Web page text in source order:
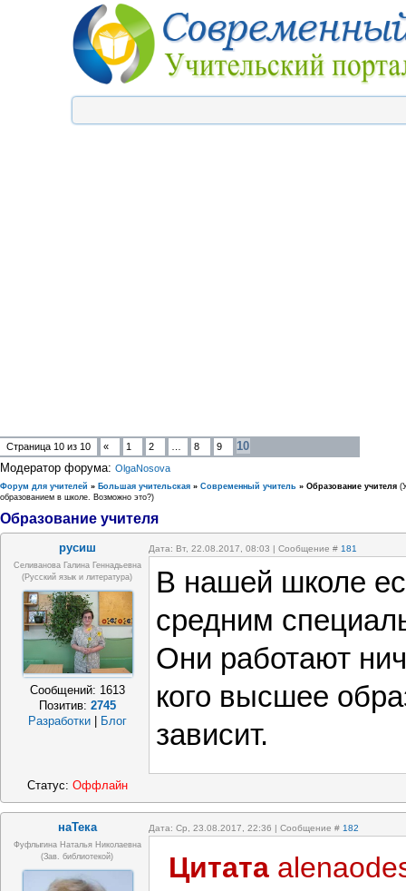
Страница 10 из 10 « 1 2 8 9
10
Модератор форума: OlgaNosova
Форум для учителей » Большая учительская » Современный учитель » Образование учителя
образованием в школе. Возможно это?)
Образование учителя
русиш Дата: Вт, 22.08.2017, 08:03 | Сообщение # 181
Селиванова Галина Геннадьевна
(русский язык и литература)
Сообщений: 1613
Позитив: 2745
Разработки
Блог
В нашей школе
средним
Они работают
кого высшее
зависит.
Статус: Оффлайн
наТека Дата: Ср, 23.08.2017, 22:36 | Сообщение # 182
Фуфлыгина Наталья Николаевна
(зав. библиотекой)
Цитата